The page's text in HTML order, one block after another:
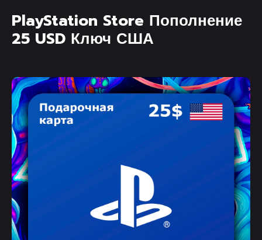
PlayStation Store Пополнение
25 USD Ключ США